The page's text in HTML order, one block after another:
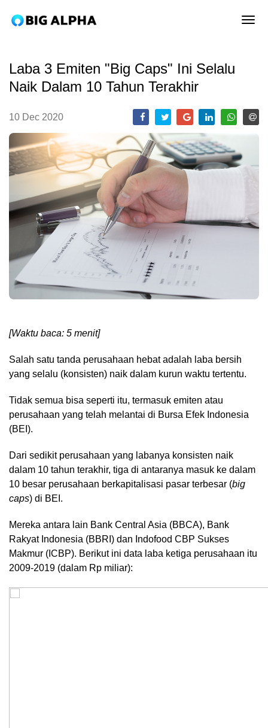
Laba 3 Emiten "Big Caps" Ini Selalu
Naik Dalam 10 Tahun Terakhir
10 Dec 2020
[Waktu baca: 5 menit]
Salah satu tanda perusahaan hebat adalah laba bersih
yang selalu (konsisten) naik dalam kurun waktu tertentu.
Tidak semua bisa seperti itu, termasuk emiten atau
perusahaan yang telah melantai di Bursa Efek Indonesia
(BEI).
Dari sedikit perusahaan yang labanya konsisten naik
dalam 10 tahun terakhir, tiga di antaranya masuk ke dalam
10 besar perusahaan berkapitalisasi pasar terbesar (big
caps) di BEI.
Mereka antara lain Bank Central Asia (BBCA), Bank
Rakyat Indonesia (BBRI) dan Indofood CBP Sukses
Makmur (ICBP). Berikut ini data laba ketiga perusahaan itu
2009-2019 (dalam Rp miliar):